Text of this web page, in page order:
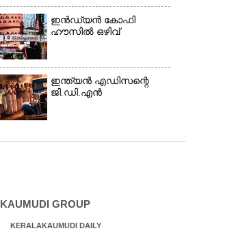
ഇൻഡ്യൻ കോഫി
ഹൗസിൽ ഒഴിവ്
ഇന്ത്യൻ എഡിസന്റെ
ജി.ഡി.എൻ
KAUMUDI GROUP
KERALAKAUMUDI DAILY